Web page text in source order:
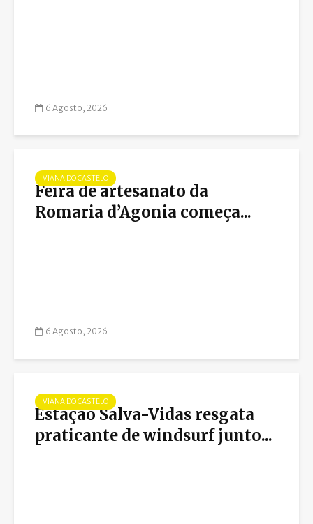
6 Agosto, 2026
VIANA DO CASTELO
Feira de artesanato da
Romaria d’Agonia começa...
6 Agosto, 2026
VIANA DO CASTELO
Estação Salva-Vidas resgata
praticante de windsurf junto...